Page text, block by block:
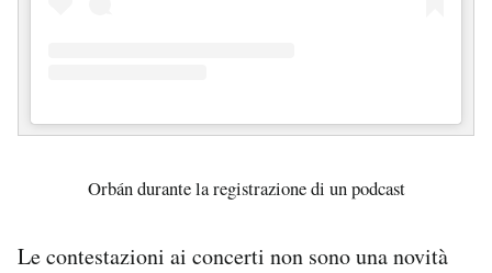
Orbán durante la registrazione di un podcast
Le contestazioni ai concerti non sono una novità